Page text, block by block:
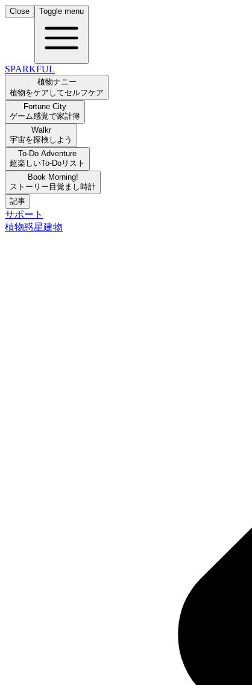
Close Toggle menu
SPARKFUL
植物ナニー
植物をケアしてセルフケア
Fortune City
ゲーム感覚で家計簿
Walkr
宇宙を探検しよう
To-Do Adventure
超楽しいTo-Doリスト
Book Morning!
ストーリー目覚まし時計
記事
サポート
植物惑星建物